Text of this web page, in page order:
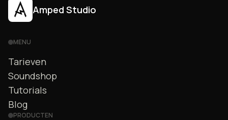
Amped Studio
MENU
Tarieven
Soundshop
Tutorials
Blog
PRODUCTEN